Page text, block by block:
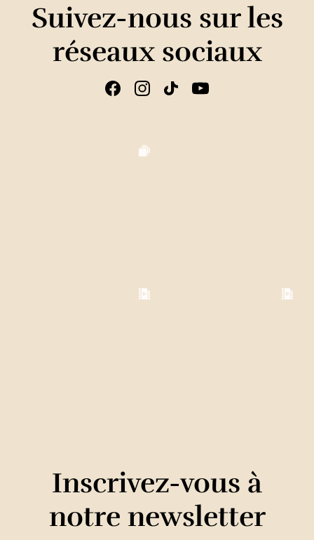
Suivez-nous sur les
réseaux sociaux
Inscrivez-vous à
notre newsletter